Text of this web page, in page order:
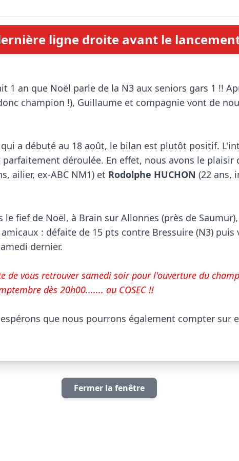
ligne droite avant le
champion !), Guillaume et compagnie vont de
a débuté au 18 août, le bilan est plutôt positif.
ailier, ex-ABC NM1) et Rodolphe HUCHON (22 ans,
le fief de Noël, à Brain sur Allonnes (près de
: défaite de 15 pts contre Bressuire (N3) puis
dernier.
de vous retrouver samedi soir pour l'ouverture du
dès 20h00....... au COSEC !!
que nous pourrons également compter sur
Fermer la fenêtre